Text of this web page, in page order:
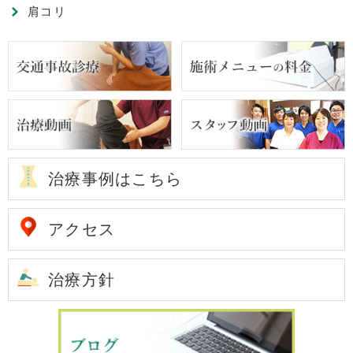
肩コリ
治療事例はこちら
アクセス
治療方針